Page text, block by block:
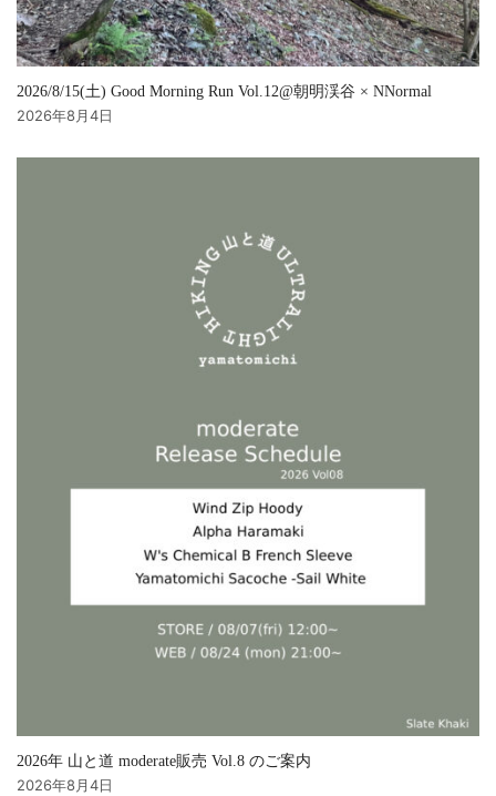
2026/8/15(土) Good Morning Run Vol.12@朝明渓谷 × NNormal
2026年8月4日
2026年 山と道 moderate販売 Vol.8 のご案内
2026年8月4日